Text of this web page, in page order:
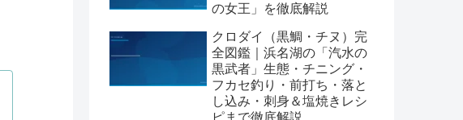
の女王」を徹底解説
クロダイ（黒鯛・チヌ）完
全図鑑｜浜名湖の「汽水の
黒武者」生態・チニング・
フカセ釣り・前打ち・落と
し込み・刺身＆塩焼きレシ
ピまで徹底解説